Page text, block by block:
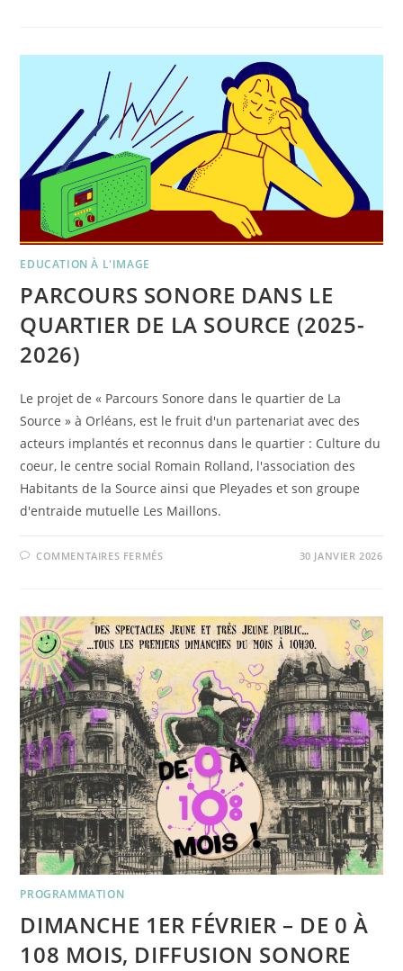
APÉRO
DU
DOC
–
NOON,
LE
PAIN
DE
TÉHÉRAN
DE
ROSHANAK
ROSHAN
EDUCATION À L'IMAGE
PARCOURS SONORE DANS LE
QUARTIER DE LA SOURCE (2025-
2026)
Le projet de « Parcours Sonore dans le quartier de La
Source » à Orléans, est le fruit d'un partenariat avec des
acteurs implantés et reconnus dans le quartier : Culture du
coeur, le centre social Romain Rolland, l'association des
Habitants de la Source ainsi que Pleyades et son groupe
d'entraide mutuelle Les Maillons.
COMMENTAIRES FERMÉSSUR
QUARTIER
DE
LA
SOURCE
(2025-
2026)
30 JANVIER 2026
PROGRAMMATION
DIMANCHE 1ER FÉVRIER – DE 0 À
108 MOIS, DIFFUSION SONORE